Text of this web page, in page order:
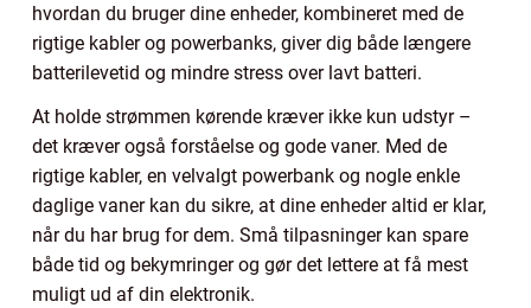
hvordan du bruger dine enheder, kombineret med de
rigtige kabler og powerbanks, giver dig både længere
batterilevetid og mindre stress over lavt batteri.
At holde strømmen kørende kræver ikke kun udstyr –
det kræver også forståelse og gode vaner. Med de
rigtige kabler, en velvalgt powerbank og nogle enkle
daglige vaner kan du sikre, at dine enheder altid er klar,
når du har brug for dem. Små tilpasninger kan spare
både tid og bekymringer og gør det lettere at få mest
muligt ud af din elektronik.